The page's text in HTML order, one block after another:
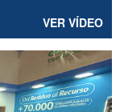
VER VÍDEO